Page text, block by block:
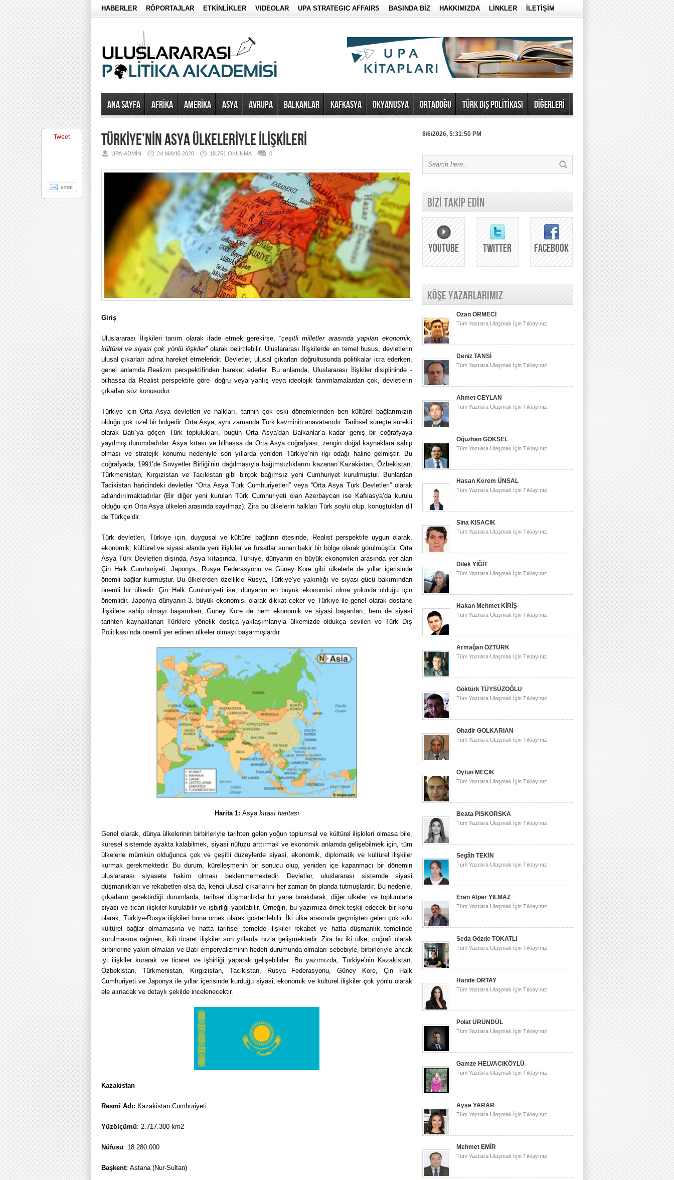
HABERLER RÖPORTAJLAR ETKİNLİKLER VIDEOLAR UPA STRATEGIC AFFAIRS BASINDA BİZ HAKKIMIZDA LİNKLER İLETİŞİM
Ana Sayfa AFRİKA AMERİKA ASYA AVRUPA BALKANLAR KAFKASYA OKYANUSYA ORTADOĞU TÜRK DIŞ POLİTİKASI DİĞERLERİ
TÜRKİYE’NİN ASYA ÜLKELERİYLE İLİŞKİLERİ
UPA-ADMIN 24 MAYIS 2020 18.751 OKUNMA 0
Giriş
Uluslararası İlişkileri tanım olarak ifade etmek gerekirse, “çeşitli milletler arasında yapılan ekonomik,
kültürel ve siyasi çok yönlü ilişkiler” olarak belirtilebilir. Uluslararası İlişkilerde en temel husus, devletlerin
ulusal çıkarları adına hareket etmeleridir. Devletler, ulusal çıkarları doğrultusunda politikalar icra ederken,
genel anlamda Realizm perspektifinden hareket ederler. Bu anlamda, Uluslararası İlişkiler disiplininde -
bilhassa da Realist perspektife göre- doğru veya yanlış veya ideolojik tanımlamalardan çok, devletlerin
çıkarları söz konusudur.
Türkiye için Orta Asya devletleri ve halkları, tarihin çok eski dönemlerinden beri kültürel bağlarımızın
olduğu çok özel bir bölgedir. Orta Asya, aynı zamanda Türk kavminin anavatanıdır. Tarihsel süreçte sürekli
olarak Batı’ya göçen Türk toplulukları, bugün Orta Asya’dan Balkanlar’a kadar geniş bir coğrafyaya
yayılmış durumdadırlar. Asya kıtası ve bilhassa da Orta Asya coğrafyası, zengin doğal kaynaklara sahip
olması ve stratejik konumu nedeniyle son yıllarda yeniden Türkiye’nin ilgi odağı haline gelmiştir. Bu
coğrafyada, 1991’de Sovyetler Birliği’nin dağılmasıyla bağımsızlıklarını kazanan Kazakistan, Özbekistan,
Türkmenistan, Kırgızistan ve Tacikistan gibi birçok bağımsız yeni Cumhuriyet kurulmuştur. Bunlardan
Tacikistan haricindeki devletler “Orta Asya Türk Cumhuriyetleri” veya “Orta Asya Türk Devletleri” olarak
adlandırılmaktadırlar (Bir diğer yeni kurulan Türk Cumhuriyeti olan Azerbaycan ise Kafkasya’da kurulu
olduğu için Orta Asya ülkeleri arasında sayılmaz). Zira bu ülkelerin halkları Türk soylu olup, konuştukları dil
de Türkçe’dir.
Türk devletleri, Türkiye için, duygusal ve kültürel bağların ötesinde, Realist perspektife uygun olarak,
ekonomik, kültürel ve siyasi alanda yeni ilişkiler ve fırsatlar sunan bakir bir bölge olarak görülmüştür. Orta
Asya Türk Devletleri dışında, Asya kıtasında, Türkiye, dünyanın en büyük ekonomileri arasında yer alan
Çin Halk Cumhuriyeti, Japonya, Rusya Federasyonu ve Güney Kore gibi ülkelerle de yıllar içerisinde
önemli bağlar kurmuştur. Bu ülkelerden özellikle Rusya, Türkiye’ye yakınlığı ve siyasi gücü bakımından
önemli bir ülkedir. Çin Halk Cumhuriyeti ise, dünyanın en büyük ekonomisi olma yolunda olduğu için
önemlidir. Japonya dünyanın 3. büyük ekonomisi olarak dikkat çeker ve Türkiye ile genel olarak dostane
ilişkilere sahip olmayı başarırken, Güney Kore de hem ekonomik ve siyasi başarıları, hem de siyasi
tarihten kaynaklanan Türklere yönelik dostça yaklaşımlarıyla ülkemizde oldukça sevilen ve Türk Dış
Politikası’nda önemli yer edinen ülkeler olmayı başarmışlardır.
Harita 1: Asyakıtası haritası
Genel olarak, dünya ülkelerinin birbirleriyle tarihten gelen yoğun toplumsal ve kültürel ilişkileri olmasa bile,
küresel sistemde ayakta kalabilmek, siyasi nüfuzu arttırmak ve ekonomik anlamda gelişebilmek için, tüm
ülkelerle mümkün olduğunca çok ve çeşitli düzeylerde siyasi, ekonomik, diplomatik ve kültürel ilişkiler
kurmak gerekmektedir. Bu durum, kürelleşmenin bir sonucu olup, yeniden içe kapanmacı bir dönemin
uluslararası siyasete hakim olması beklenmemektedir. Devletler, uluslararası sistemde siyasi
düşmanlıkları ve rekabetleri olsa da, kendi ulusal çıkarlarını her zaman ön planda tutmuşlardır. Bu nedenle,
çıkarların gerektirdiği durumlarda, tarihsel düşmanlıklar bir yana bırakılarak, diğer ülkeler ve toplumlarla
siyasi ve ticari ilişkiler kurulabilir ve işbirliği yapılabilir. Örneğin, bu yazımıza örnek teşkil edecek bir konu
olarak, Türkiye-Rusya ilişkileri buna örnek olarak gösterilebilir. İki ülke arasında geçmişten gelen çok sıkı
kültürel bağlar olmamasına ve hatta tarihsel temelde ilişkiler rekabet ve hatta düşmanlık temelinde
kurulmasına rağmen, ikili ticaret ilişkiler son yıllarda hızla gelişmektedir. Zira bu iki ülke, coğrafi olarak
birbirlerine yakın olmaları ve Batı emperyalizminin hedefi durumunda olmaları sebebiyle, birbirleriyle ancak
iyi ilişkiler kurarak ve ticaret ve işbirliği yaparak gelişebilirler. Bu yazımızda, Türkiye’nin Kazakistan,
Özbekistan, Türkmenistan, Kırgızistan, Tacikistan, Rusya Federasyonu, Güney Kore, Çin Halk
Cumhuriyeti ve Japonya ile yıllar içerisinde kurduğu siyasi, ekonomik ve kültürel ilişkiler çok yönlü olarak
ele alınacak ve detaylı şekilde incelenecektir.
Kazakistan
Resmi Adı: Kazakistan Cumhuriyeti
Yüzölçümü: 2.717.300 km2
Nüfusu: 18.280.000
Başkent: Astana (Nur-Sultan)
Tweet 8/6/2026, 5:31:50 PM
BİZİ TAKİP EDİN
YOUTUBE TWITTER FACEBOOK
KÖŞE YAZARLARIMIZ
Ozan ÖRMECİ
Tüm Yazılara Ulaşmak İçin Tıklayınız.
Deniz TANSİ
Tüm Yazılara Ulaşmak İçin Tıklayınız.
Ahmet CEYLAN
Tüm Yazılara Ulaşmak İçin Tıklayınız.
Oğuzhan GÖKSEL
Tüm Yazılara Ulaşmak İçin Tıklayınız.
Hasan Kerem ÜNSAL
Tüm Yazılara Ulaşmak İçin Tıklayınız.
Sina KISACIK
Tüm Yazılara Ulaşmak İçin Tıklayınız.
Dilek YİĞİT
Tüm Yazılara Ulaşmak İçin Tıklayınız.
Hakan Mehmet KİRİŞ
Tüm Yazılara Ulaşmak İçin Tıklayınız.
Armağan ÖZTÜRK
Tüm Yazılara Ulaşmak İçin Tıklayınız.
Göktürk TÜYSÜZOĞLU
Tüm Yazılara Ulaşmak İçin Tıklayınız.
Ghadir GOLKARIAN
Tüm Yazılara Ulaşmak İçin Tıklayınız.
Oytun MEÇİK
Tüm Yazılara Ulaşmak İçin Tıklayınız.
Beata PISKORSKA
Tüm Yazılara Ulaşmak İçin Tıklayınız.
Segâh TEKİN
Tüm Yazılara Ulaşmak İçin Tıklayınız.
Eren Alper YILMAZ
Tüm Yazılara Ulaşmak İçin Tıklayınız.
Seda Gözde TOKATLI
Tüm Yazılara Ulaşmak İçin Tıklayınız.
Hande ORTAY
Tüm Yazılara Ulaşmak İçin Tıklayınız.
Polat ÜRÜNDÜL
Tüm Yazılara Ulaşmak İçin Tıklayınız.
Gamze HELVACIKÖYLÜ
Tüm Yazılara Ulaşmak İçin Tıklayınız.
Ayşe YARAR
Tüm Yazılara Ulaşmak İçin Tıklayınız.
Mehmet EMİR
Tüm Yazılara Ulaşmak İçin Tıklayınız.